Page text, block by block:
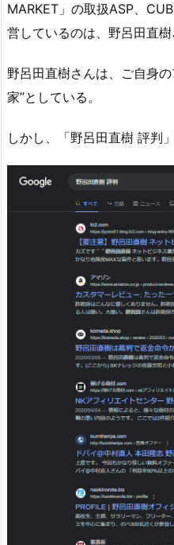
MARKET」の取扱ASP、
営しているのは、野呂田直樹
野呂田直樹さんは、ご自身
家”としている。
しかし、「野呂田直樹 評判